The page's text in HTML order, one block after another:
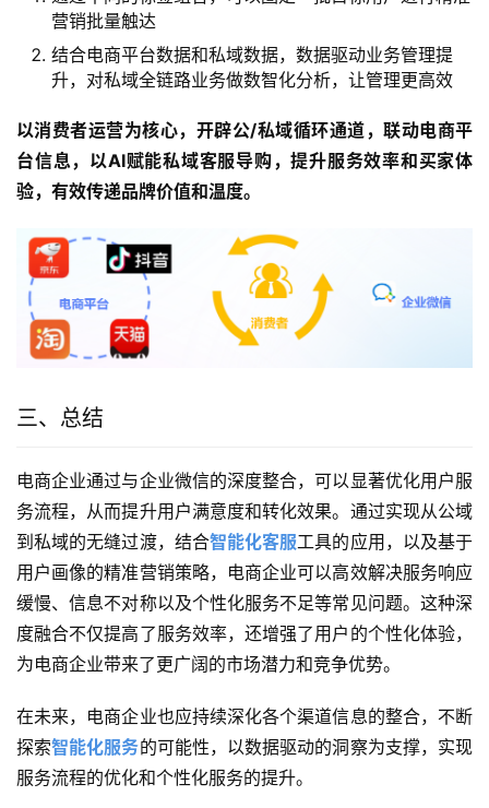
营销批量触达
结合电商平台数据和私域数据，数据驱动业务管理提
升，对私域全链路业务做数智化分析，让管理更高效
以消费者运营为核心，开辟公/私域循环通道，联动电商平
台信息，以AI赋能私域客服导购，提升服务效率和买家体
验，有效传递品牌价值和温度。
三、总结
电商企业通过与企业微信的深度整合，可以显著优化用户服
务流程，从而提升用户满意度和转化效果。通过实现从公域
到私域的无缝过渡，结合智能化客服工具的应用，以及基于
用户画像的精准营销策略，电商企业可以高效解决服务响应
缓慢、信息不对称以及个性化服务不足等常见问题。这种深
度融合不仅提高了服务效率，还增强了用户的个性化体验，
为电商企业带来了更广阔的市场潜力和竞争优势。
在未来，电商企业也应持续深化各个渠道信息的整合，不断
探索智能化服务的可能性，以数据驱动的洞察为支撑，实现
服务流程的优化和个性化服务的提升。